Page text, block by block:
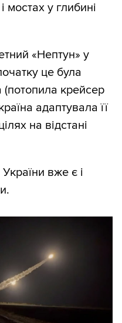
мостах у глибині
«Нептун» у
це була
(потопила крейсер
адаптувала її
на відстані
вже є і